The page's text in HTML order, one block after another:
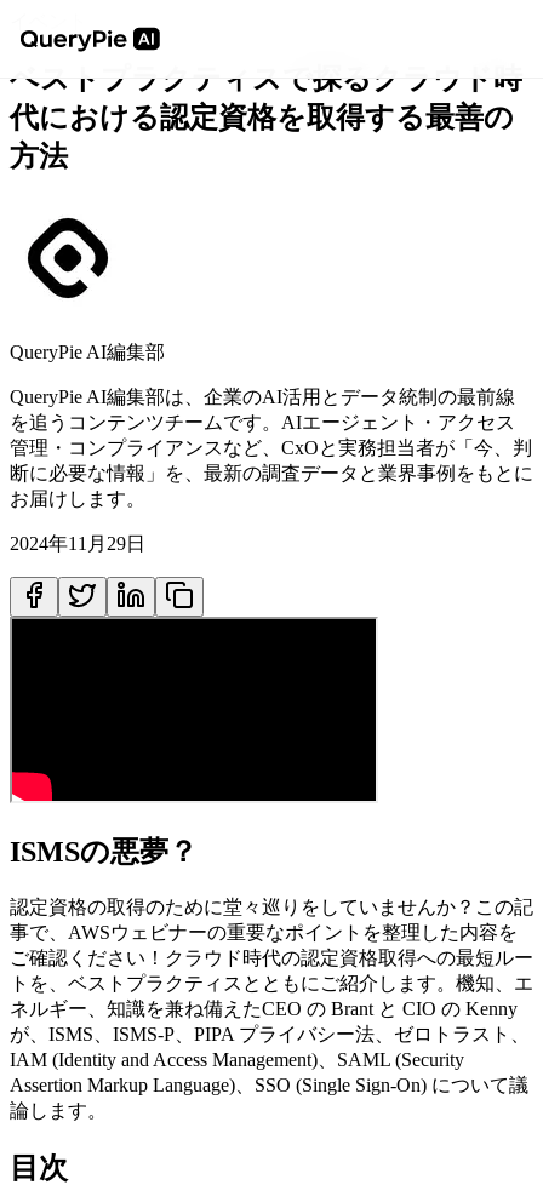
ベストプラクティスで探るクラウド時
代における認定資格を取得する最善の
方法
QueryPie AI編集部
QueryPie AI編集部は、企業のAI活用とデータ統制の最前線
を追うコンテンツチームです。AIエージェント・アクセス
管理・コンプライアンスなど、CxOと実務担当者が「今、判
断に必要な情報」を、最新の調査データと業界事例をもとに
お届けします。
2024年11月29日
ISMSの悪夢？
認定資格の取得のために堂々巡りをしていませんか？この記
事で、AWSウェビナーの重要なポイントを整理した内容を
ご確認ください！クラウド時代の認定資格取得への最短ルー
トを、ベストプラクティスとともにご紹介します。機知、エ
ネルギー、知識を兼ね備えたCEO の Brant と CIO の Kenny
が、ISMS、ISMS-P、PIPA プライバシー法、ゼロトラスト、
IAM (Identity and Access Management)、SAML (Security
Assertion Markup Language)、SSO (Single Sign-On) について議
論します。
目次